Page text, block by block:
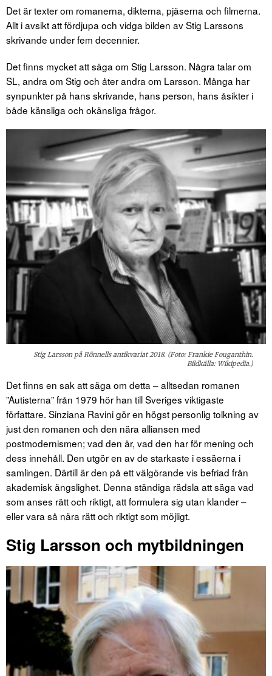
Det är texter om romanerna, dikterna, pjäserna och filmerna.
Allt i avsikt att fördjupa och vidga bilden av Stig Larssons
skrivande under fem decennier.
Det finns mycket att säga om Stig Larsson. Några talar om
SL, andra om Stig och åter andra om Larsson. Många har
synpunkter på hans skrivande, hans person, hans åsikter i
både känsliga och okänsliga frågor.
Stig Larsson på Rönnells antikvariat 2018. (Foto: Frankie Fouganthin.
Bildkälla: Wikipedia.)
Det finns en sak att säga om detta – alltsedan romanen
”Autisterna” från 1979 hör han till Sveriges viktigaste
författare. Sinziana Ravini gör en högst personlig tolkning av
just den romanen och den nära alliansen med
postmodernismen; vad den är, vad den har för mening och
dess innehåll. Den utgör en av de starkaste i essäerna i
samlingen. Därtill är den på ett välgörande vis befriad från
akademisk ängslighet. Denna ständiga rädsla att säga vad
som anses rätt och riktigt, att formulera sig utan klander –
eller vara så nära rätt och riktigt som möjligt.
Stig Larsson och mytbildningen